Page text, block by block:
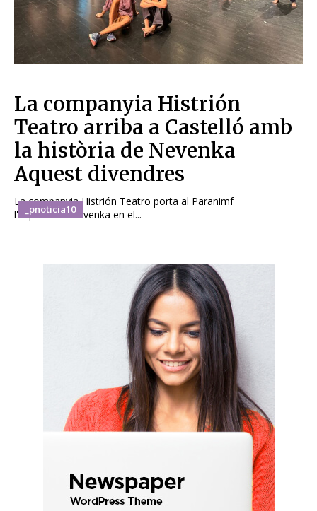
_pnoticia10
La companyia Histrión
Teatro arriba a Castelló amb
la història de Nevenka
Aquest divendres
La companyia Histrión Teatro porta al Paranimf
l'espectacle Nevenka en el...